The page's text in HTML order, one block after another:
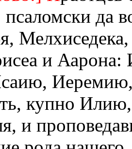
да
и
Иеремию,
купно
и